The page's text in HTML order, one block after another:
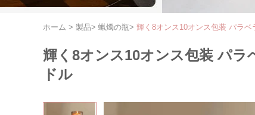
ホーム > 製品> 蝋燭の瓶> 輝く8オンス10オンス包装 パラ
輝く8オンス10オンス包装 パ
ドル